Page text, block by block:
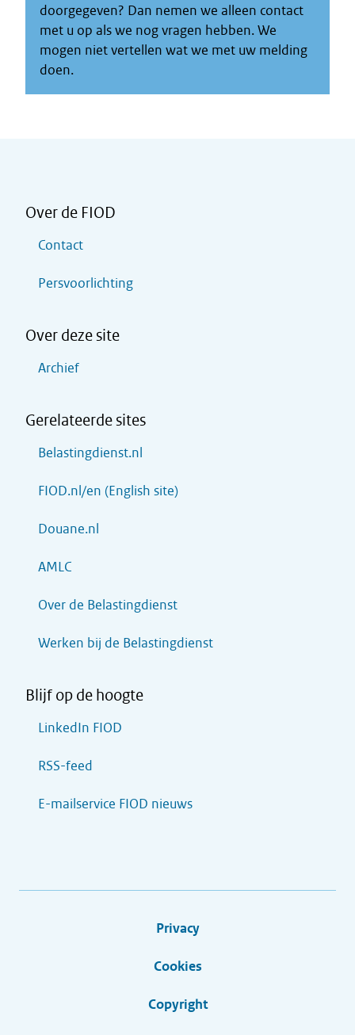
doorgegeven? Dan nemen we alleen contact
met u op als we nog vragen hebben. We
mogen niet vertellen wat we met uw melding
doen.
Over de FIOD
Contact
Persvoorlichting
Over deze site
Archief
Gerelateerde sites
Belastingdienst.nl
FIOD.nl/en (English site)
Douane.nl
AMLC
Over de Belastingdienst
Werken bij de Belastingdienst
Blijf op de hoogte
LinkedIn FIOD
RSS-feed
E-mailservice FIOD nieuws
Privacy
Cookies
Copyright